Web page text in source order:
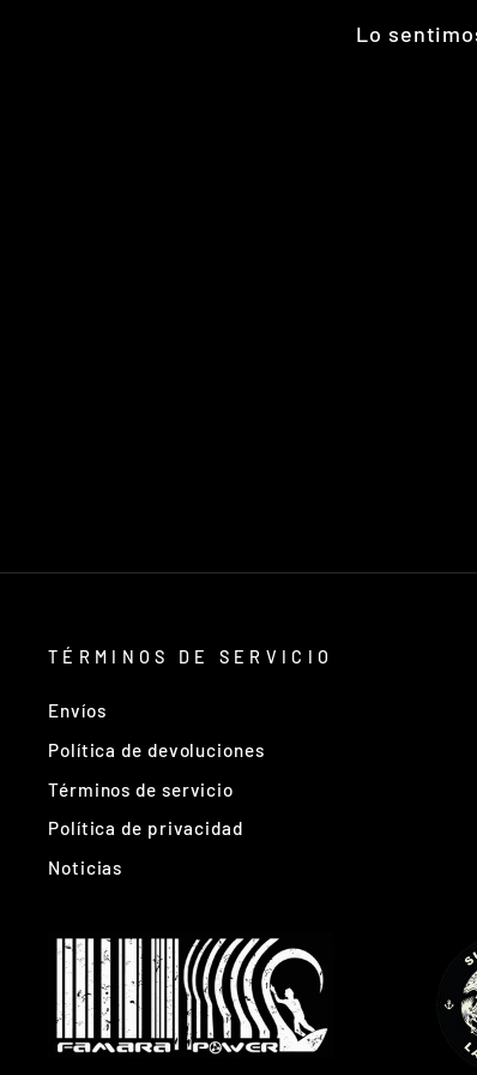
Lo
TÉRMINOS DE SERVICIO
Envíos
Política de devoluciones
Términos de servicio
Política de privacidad
Noticias